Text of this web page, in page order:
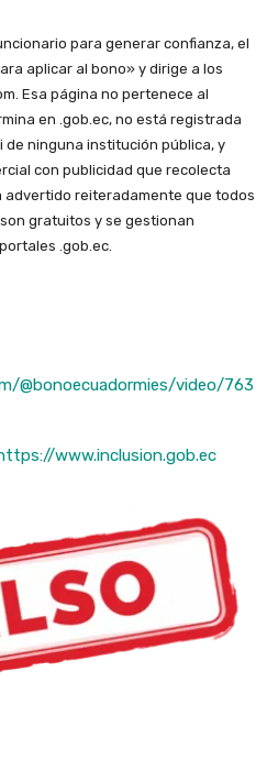
para generar confianza, el
aplicar al bono» y dirige a los
Esa página no pertenece al
en .gob.ec, no está registrada
de ninguna institución pública, y
con publicidad que recolecta
advertido reiteradamente que todos
gratuitos y se gestionan
.gob.ec.
@bonoecuadormies/video/763
www.inclusion.gob.ec